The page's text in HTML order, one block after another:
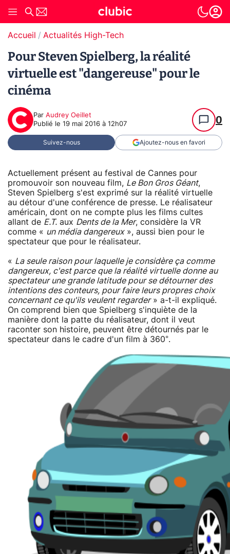
Accueil Actualités High-Tech
Pour Steven Spielberg, la réalité
virtuelle est "dangereuse" pour le
cinéma
Par Audrey Oeillet
Publié le 19 mai 2016 à 12h07 0
Suivez-nous Ajoutez-nous en favori
Actuellement présent au festival de Cannes pour
promouvoir son nouveau film, Le Bon Gros Géant,
Steven Spielberg s'est exprimé sur la réalité virtuelle
au détour d'une conférence de presse. Le réalisateur
américain, dont on ne compte plus les films cultes
allant de E.T. aux Dents de la Mer, considère la VR
comme « un média dangereux», aussi bien pour le
spectateur que pour le réalisateur.
« La seule raison pour laquelle je considère ça comme
dangereux, c'est parce que la réalité virtuelle donne au
spectateur une grande latitude pour se détourner des
intentions des conteurs, pour faire leurs propres choix
concernant ce qu'ils veulent regarder» a-t-il expliqué.
On comprend bien que Spielberg s'inquiète de la
manière dont la patte du réalisateur, dont il veut
raconter son histoire, peuvent être détournés par le
spectateur dans le cadre d'un film à 360°.